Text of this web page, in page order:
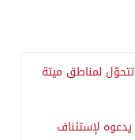
قد تتحوّل لمناطق ميتة
لإستئناف